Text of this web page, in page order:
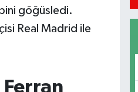
göğüsledi.
Real Madrid ile
Ferran